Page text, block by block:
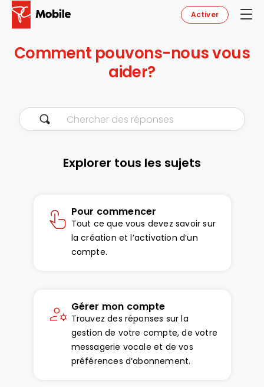
Activer
Comment pouvons-nous vous
aider?
Explorer tous les sujets
Pour commencer
Tout ce que vous devez savoir sur
la création et l’activation d’un
compte.
Gérer mon compte
Trouvez des réponses sur la
gestion de votre compte, de votre
messagerie vocale et de vos
préférences d’abonnement.